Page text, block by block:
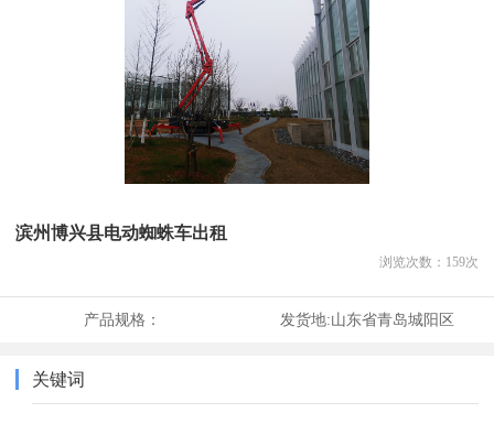
滨州博兴县电动蜘蛛车出租
浏览次数： 159次
产品规格： 发货地:山东省青岛城阳区
关键词